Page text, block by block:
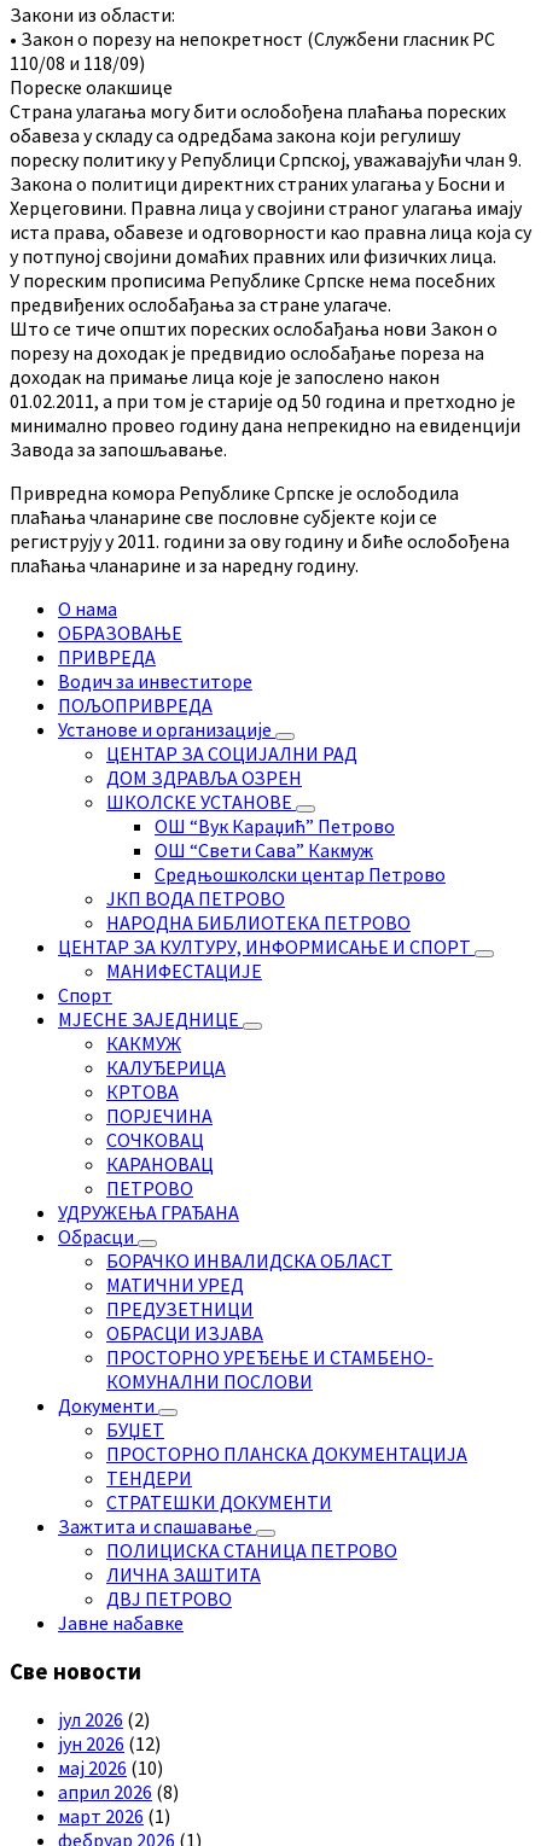
Закони из области:
• Закон о порезу на непокретност (Службени гласник РС
110/08 и 118/09)
Пореске олакшице
Страна улагања могу бити ослобођена плаћања пореских
обавеза у складу са одредбама закона који регулишу
пореску политику у Републици Српској, уважавајући члан 9.
Закона о политици директних страних улагања у Босни и
Херцеговини. Правна лица у својини страног улагања имају
иста права, обавезе и одговорности као правна лица која су
у потпуној својини домаћих правних или физичких лица.
У пореским прописима Републике Српске нема посебних
предвиђених ослобађања за стране улагаче.
Што се тиче општих пореских ослобађања нови Закон о
порезу на доходак је предвидио ослобађање пореза на
доходак на примање лица које је запослено након
01.02.2011, а при том је старије од 50 година и претходно је
минимално провео годину дана непрекидно на евиденцији
Завода за запошљавање.
Привредна комора Републике Српске је ослободила
плаћања чланарине све пословне субјекте који се
региструју у 2011. години за ову годину и биће ослобођена
плаћања чланарине и за наредну годину.
О нама
ОБРАЗОВАЊЕ
ПРИВРЕДА
Водич за инвеститоре
ПОЉОПРИВРЕДА
Установе и организације
ЦЕНТАР ЗА СОЦИЈАЛНИ РАД
ДОМ ЗДРАВЉА ОЗРЕН
ШКОЛСКЕ УСТАНОВЕ
ОШ “Вук Караџић” Петрово
ОШ “Свети Сава” Какмуж
Средњошколски центар Петрово
ЈКП ВОДА ПЕТРОВО
НАРОДНА БИБЛИОТЕКА ПЕТРОВО
ЦЕНТАР ЗА КУЛТУРУ, ИНФОРМИСАЊЕ И СПОРТ
МАНИФЕСТАЦИЈЕ
Спорт
МЈЕСНЕ ЗАЈЕДНИЦЕ
КАКМУЖ
КАЛУЂЕРИЦА
КРТОВА
ПОРЈЕЧИНА
СОЧКОВАЦ
КАРАНОВАЦ
ПЕТРОВО
УДРУЖЕЊА ГРАЂАНА
Обрасци
БОРАЧКО ИНВАЛИДСКА ОБЛАСТ
МАТИЧНИ УРЕД
ПРЕДУЗЕТНИЦИ
ОБРАСЦИ ИЗЈАВА
ПРОСТОРНО УРЕЂЕЊЕ И СТАМБЕНО-
КОМУНАЛНИ ПОСЛОВИ
Документи
БУЏЕТ
ПРОСТОРНО ПЛАНСКА ДОКУМЕНТАЦИЈА
ТЕНДЕРИ
СТРАТЕШКИ ДОКУМЕНТИ
Зажтита и спашавање
ПОЛИЦИСКА СТАНИЦА ПЕТРОВО
ЛИЧНА ЗАШТИТА
ДВЈ ПЕТРОВО
Јавне набавке
Све новости
јул 2026 (2)
јун 2026 (12)
мај 2026 (10)
април 2026 (8)
март 2026 (1)
фебруар 2026 (1)